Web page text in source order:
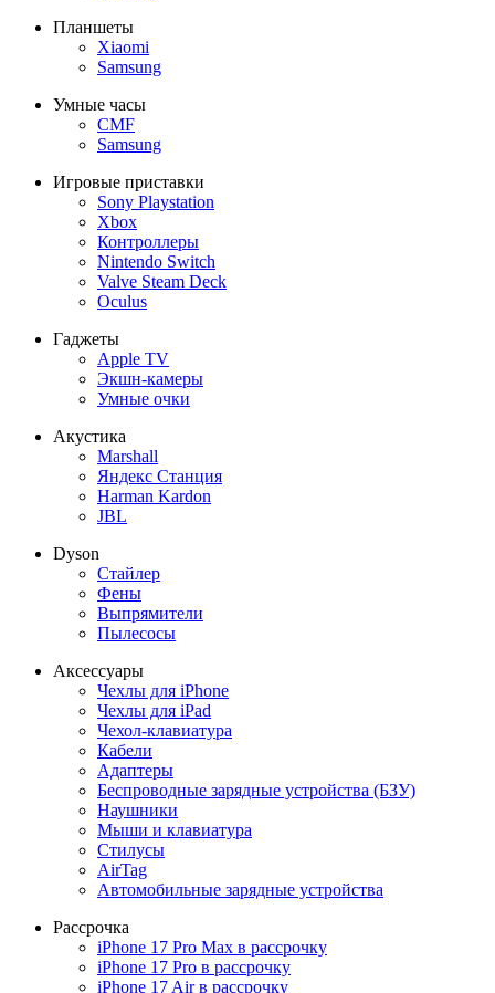
Планшеты
Xiaomi
Samsung
Умные часы
CMF
Samsung
Игровые приставки
Sony Playstation
Xbox
Контроллеры
Nintendo Switch
Valve Steam Deck
Oculus
Гаджеты
Apple TV
Экшн-камеры
Умные очки
Акустика
Marshall
Яндекс Станция
Harman Kardon
JBL
Dyson
Стайлер
Фены
Выпрямители
Пылесосы
Аксессуары
Чехлы для iPhone
Чехлы для iPad
Чехол-клавиатура
Кабели
Адаптеры
Беспроводные зарядные устройства (БЗУ)
Наушники
Мыши и клавиатура
Стилусы
AirTag
Автомобильные зарядные устройства
Рассрочка
iPhone 17 Pro Max в рассрочку
iPhone 17 Pro в рассрочку
iPhone 17 Air в рассрочку